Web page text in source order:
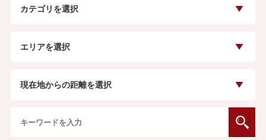
カテゴリを選択
エリアを選択
現在地からの距離を選択